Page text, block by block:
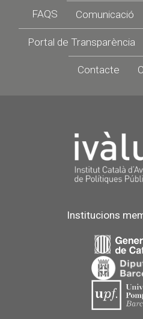
Footer
FAQS Comunicació
Portal de Transparència
Contacte
Institucions